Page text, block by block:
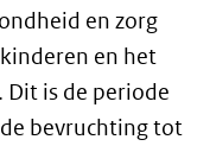
en zorg
en het
Dit is de periode
bevruchting tot